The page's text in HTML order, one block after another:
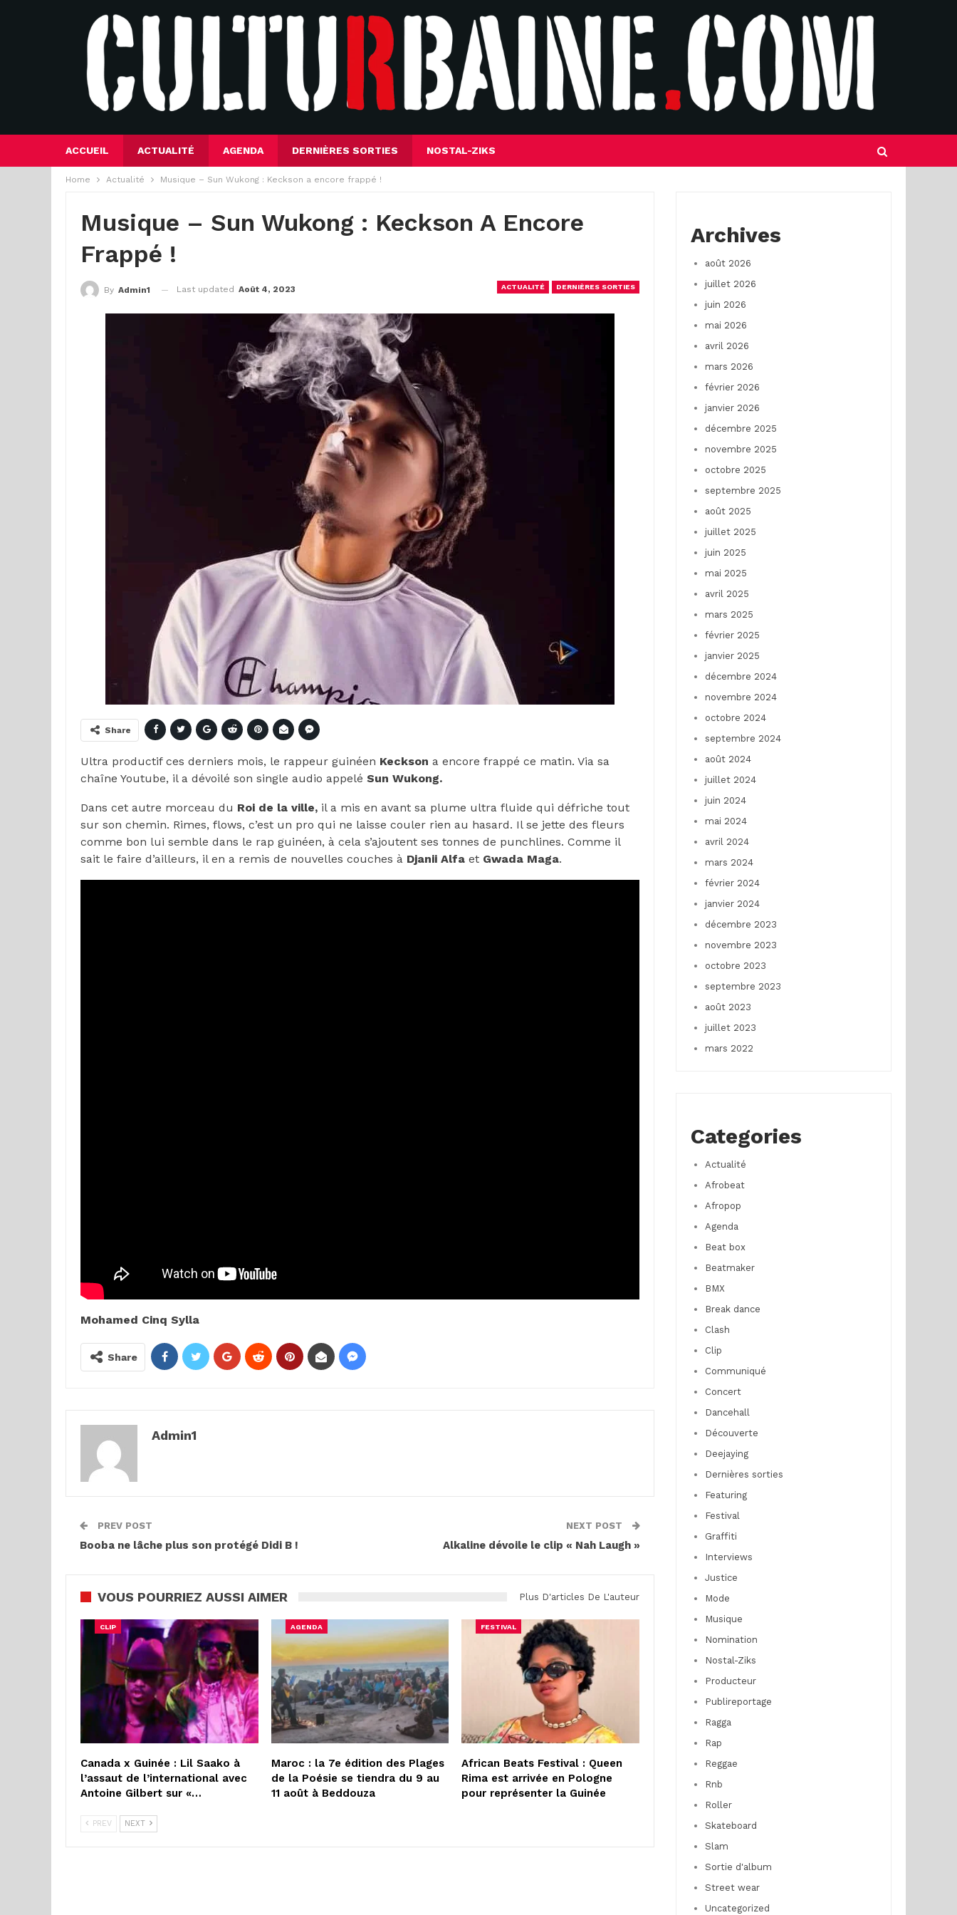
ACCUEIL ACTUALITÉ AGENDA DERNIÈRES SORTIES NOSTAL-ZIKS
Home Actualité Musique – Sun Wukong : Keckson a encore frappé !
Musique – Sun Wukong : Keckson A Encore
Frappé !
ACTUALITÉ DERNIÈRES SORTIES
By Admin1 Last updated Août 4, 2023
Share
Ultra productif ces derniers mois, le rappeur guinéen Keckson a encore frappé ce matin. Via sa
chaîne Youtube, il a dévoilé son single audio appelé Sun Wukong.
Dans cet autre morceau du Roi de la ville, il a mis en avant sa plume ultra fluide qui défriche tout
sur son chemin. Rimes, flows, c’est un pro qui ne laisse couler rien au hasard. Il se jette des fleurs
comme bon lui semble dans le rap guinéen, à cela s’ajoutent ses tonnes de punchlines. Comme il
sait le faire d’ailleurs, il en a remis de nouvelles couches à Djanii Alfa et Gwada Maga.
Mohamed Cinq Sylla
Share
Admin1
PREV POST
Booba ne lâche plus son protégé Didi B !
NEXT POST
Alkaline dévoile le clip « Nah Laugh »
VOUS POURRIEZ AUSSI AIMER Plus D'articles De L'auteur
CLIP
Canada x Guinée : Lil Saako à
l’assaut de l’international avec
Antoine Gilbert sur «…
AGENDA
Maroc : la 7e édition des Plages
de la Poésie se tiendra du 9 au
11 août à Beddouza
FESTIVAL
African Beats Festival : Queen
Rima est arrivée en Pologne
pour représenter la Guinée
PREV NEXT
Archives
août 2026
juillet 2026
juin 2026
mai 2026
avril 2026
mars 2026
février 2026
janvier 2026
décembre 2025
novembre 2025
octobre 2025
septembre 2025
août 2025
juillet 2025
juin 2025
mai 2025
avril 2025
mars 2025
février 2025
janvier 2025
décembre 2024
novembre 2024
octobre 2024
septembre 2024
août 2024
juillet 2024
juin 2024
mai 2024
avril 2024
mars 2024
février 2024
janvier 2024
décembre 2023
novembre 2023
octobre 2023
septembre 2023
août 2023
juillet 2023
mars 2022
Categories
Actualité
Afrobeat
Afropop
Agenda
Beat box
Beatmaker
BMX
Break dance
Clash
Clip
Communiqué
Concert
Dancehall
Découverte
Deejaying
Dernières sorties
Featuring
Festival
Graffiti
Interviews
Justice
Mode
Musique
Nomination
Nostal-Ziks
Producteur
Publireportage
Ragga
Rap
Reggae
Rnb
Roller
Skateboard
Slam
Sortie d'album
Street wear
Uncategorized